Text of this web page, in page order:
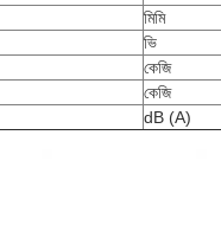
মিমি
ভি
কেজি
কেজি
dB (A)